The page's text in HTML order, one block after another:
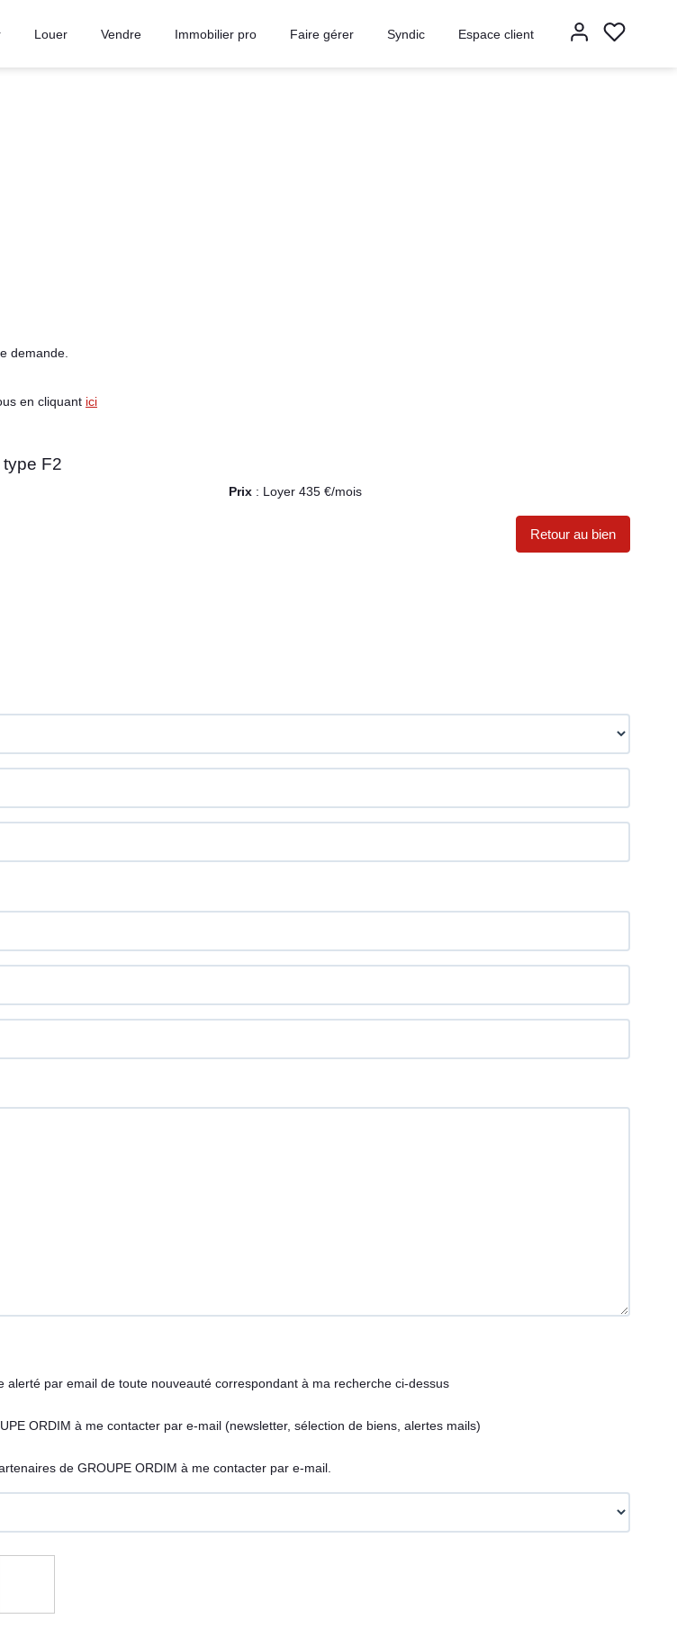
Louer Vendre Immobilier pro Faire gérer Syndic Espace client
demande.
en cliquant ici
F2
Prix: Loyer 435 €/mois
Retour au bien
alerté par email de toute nouveauté correspondant à ma recherche ci-dessus
ORDIM à me contacter par e-mail (newsletter, sélection de biens, alertes mails)
de GROUPE ORDIM à me contacter par e-mail.